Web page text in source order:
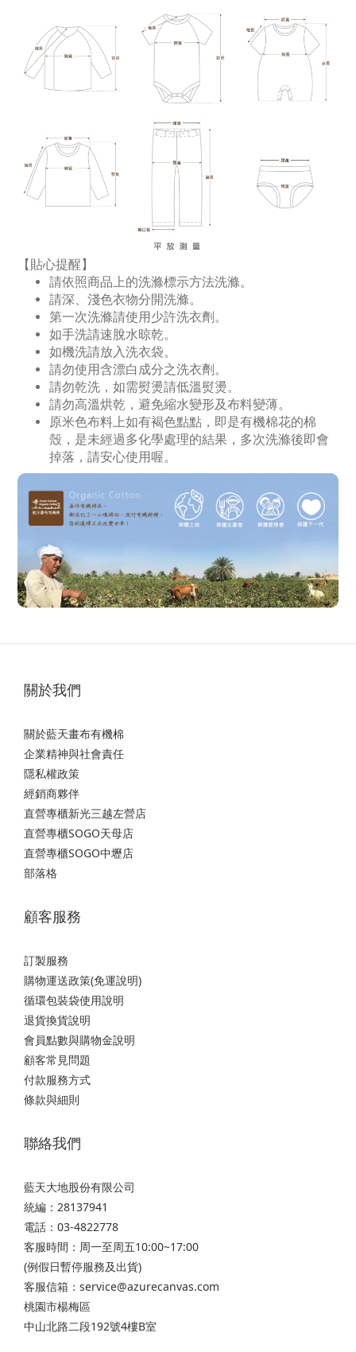
【貼心提醒】
請依照商品上的洗滌標示方法洗滌。
請深、淺色衣物分開洗滌。
第一次洗滌請使用少許洗衣劑。
如手洗請速脫水晾乾。
如機洗請放入洗衣袋。
請勿使用含漂白成分之洗衣劑。
請勿乾洗，如需熨燙請低溫熨燙。
請勿高溫烘乾，避免縮水變形及布料變薄。
原米色布料上如有褐色點點，即是有機棉花的棉
殼，是未經過多化學處理的結果，多次洗滌後即會
掉落，請安心使用喔。
關於我們
關於藍天畫布有機棉
企業精神與社會責任
隱私權政策
經銷商夥伴
直營專櫃新光三越左營店
直營專櫃SOGO天母店
直營專櫃SOGO中壢店
部落格
顧客服務
訂製服務
購物運送政策(免運說明)
循環包裝袋使用說明
退貨換貨說明
會員點數與購物金說明
顧客常見問題
付款服務方式
條款與細則
聯絡我們
藍天大地股份有限公司
統編：28137941
電話：03-4822778
客服時間：周一至周五10:00~17:00
(例假日暫停服務及出貨)
客服信箱：service@azurecanvas.com
桃園市楊梅區
中山北路二段192號4樓B室